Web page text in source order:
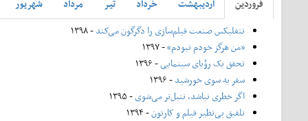
فروردين ارديبهشت خرداد تير مرداد شهريور
نتفلیکس صنعت فیلم‌سازی را دگرگون می‌کند- ۱۳۹۸
«من هرگز خودم نبودم»- ۱۳۹۷
تحقق یک رؤیای سینمایی- ۱۳۹۶
سفر به سوی خورشید- ۱۳۹۶
اگر خطری نباشد، تنبل‌تر می‌شوی- ۱۳۹۵
تلفیق بی‌نظیر فیلم و کارتون- ۱۳۹۴